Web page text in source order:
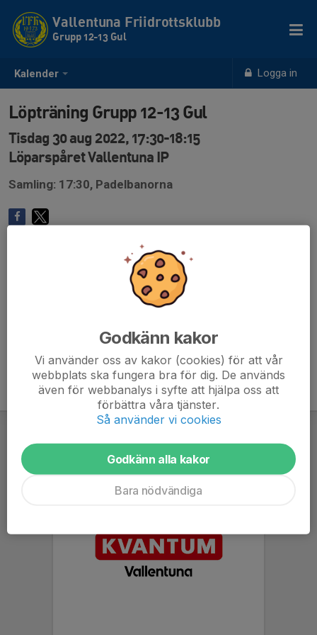
Kalender Logga in
Vallentuna Friidrottsklubb
Grupp 12-13 Gul
Löpträning Grupp 12-13 Gul
Tisdag 30 aug 2022, 17:30-18:15
Löparspåret Vallentuna IP
Samling: 17:30, Padelbanorna
Godkänn kakor
Vi använder oss av kakor (cookies) för att vår
webbplats ska fungera bra för dig. De används
även för webbanalys i syfte att hjälpa oss att
förbättra våra tjänster.
Så använder vi cookies
Godkänn alla kakor
Bara nödvändiga